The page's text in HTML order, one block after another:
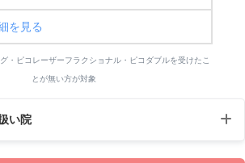
を見る
・ピコレーザーフラクショナル・ピコダブルを受けたこ
とが無い方が対象
い院